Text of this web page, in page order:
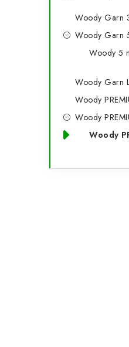
Woody Garn
Woody Garn
Woody 5
Woody Garn
Woody
Woody
Woody